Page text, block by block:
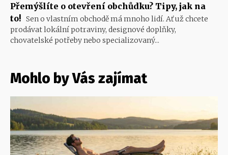
Přemýšlíte o otevření obchůdku? Tipy, jak na
to! Sen o vlastním obchodě má mnoho lidí. Ať už chcete
prodávat lokální potraviny, designové doplňky,
chovatelské potřeby nebo specializovaný...
Mohlo by Vás zajímat